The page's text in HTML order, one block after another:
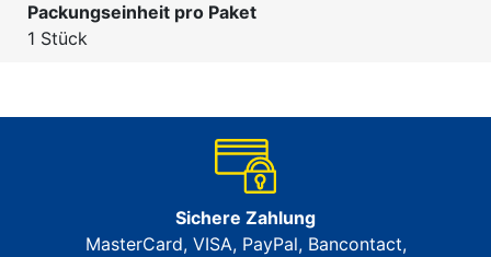
Packungseinheit pro Paket
1 Stück
Sichere Zahlung
MasterCard, VISA, PayPal, Bancontact,